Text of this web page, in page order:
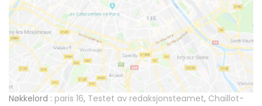
Nøkkelord : paris 16, Testet av redaksjonsteamet, Chaillot-